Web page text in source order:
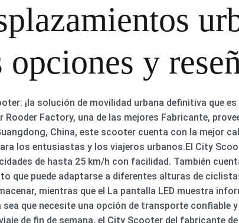
opciones y
¡la solución de movilidad urbana definitiva que
Rooder Factory, una de las mejores Fabricante,
China, este scooter cuenta con la mejor
los entusiastas y los viajeros urbanos.El City
de hasta 25 km/h con facilidad. También
que puede adaptarse a diferentes alturas de
mientras que el La pantalla LED muestra
que necesite una opción de transporte confiable
de fin de semana, el City Scooter del fabricante